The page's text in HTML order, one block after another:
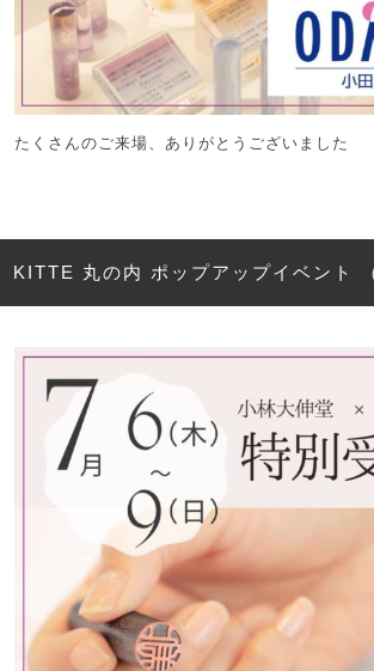
たくさんのご来場、ありがとうございました
KITTE 丸の内 ポップアップイベント